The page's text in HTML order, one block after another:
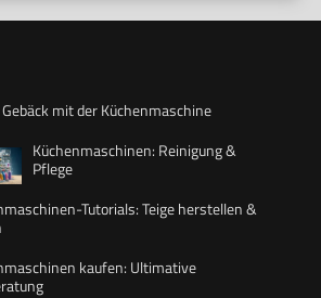
mit der Küchenmaschine
Küchenmaschinen: Reinigung &
Pflege
Tutorials: Teige herstellen &
kaufen: Ultimative